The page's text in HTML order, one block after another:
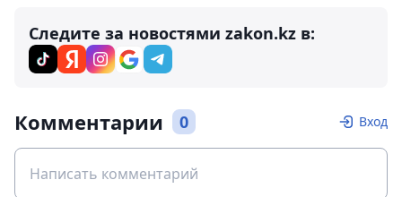
Следите за новостями zakon.kz в:
Комментарии 0 Вход